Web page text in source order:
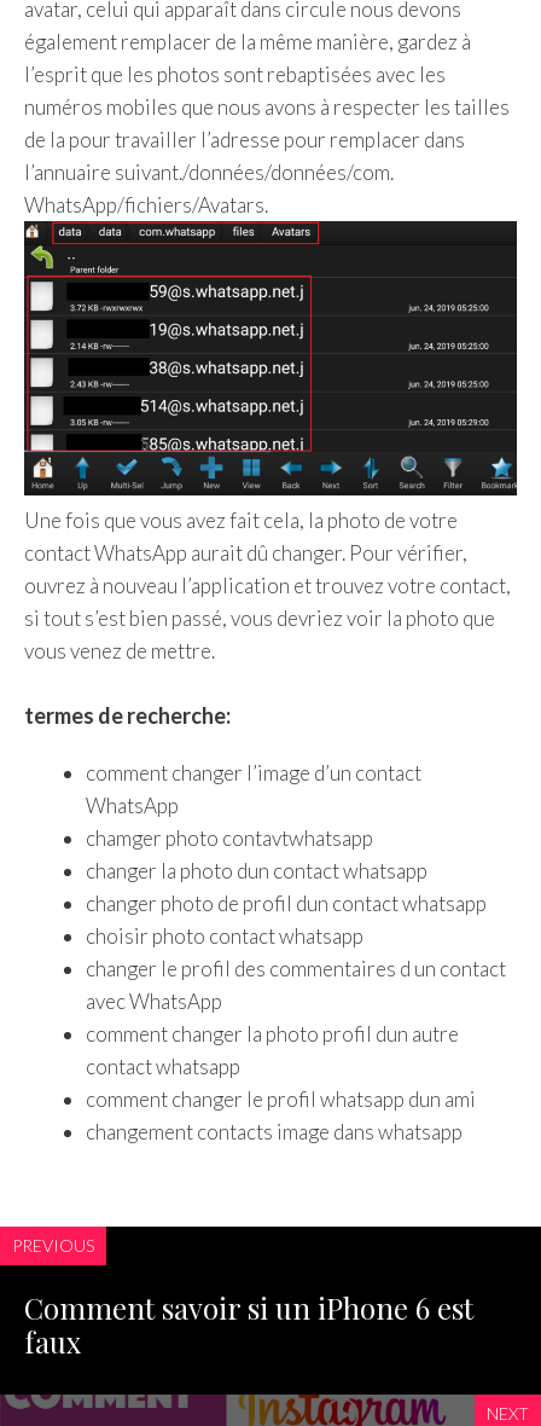
avatar, celui qui apparaît dans circule nous devons
également remplacer de la même manière, gardez à
l’esprit que les photos sont rebaptisées avec les
numéros mobiles que nous avons à respecter les tailles
de la pour travailler l’adresse pour remplacer dans
l’annuaire suivant./données/données/com.
WhatsApp/fichiers/Avatars.
Une fois que vous avez fait cela, la photo de votre
contact WhatsApp aurait dû changer. Pour vérifier,
ouvrez à nouveau l’application et trouvez votre contact,
si tout s’est bien passé, vous devriez voir la photo que
vous venez de mettre.
termes de recherche:
comment changer l’image d’un contact
WhatsApp
chamger photo contavtwhatsapp
changer la photo dun contact whatsapp
changer photo de profil dun contact whatsapp
choisir photo contact whatsapp
changer le profil des commentaires d un contact
avec WhatsApp
comment changer la photo profil dun autre
contact whatsapp
comment changer le profil whatsapp dun ami
changement contacts image dans whatsapp
PREVIOUS
Comment savoir si un iPhone 6 est
faux
NEXT